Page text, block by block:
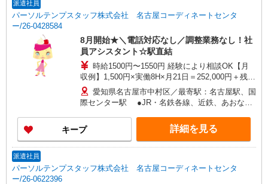
派遣社員
パーソルテンプスタッフ株式会社 名古屋コーディネートセンタ
ー/26-0428584
8月開始★＼電話対応なし／調整業務なし！社
員アシスタント☆駅直結
時給1500円〜1550円 経験により相談OK【月
収例】1,500円×実働8H×月21日＝252,000円＋残業
代★愛知県名古屋市中村区／最寄駅：名古屋駅、国
際センター駅 ●JR・名鉄各線、近鉄、あおなみ
キープ 詳細を見る
派遣社員
パーソルテンプスタッフ株式会社 名古屋コーディネートセンタ
ー/26-0622396